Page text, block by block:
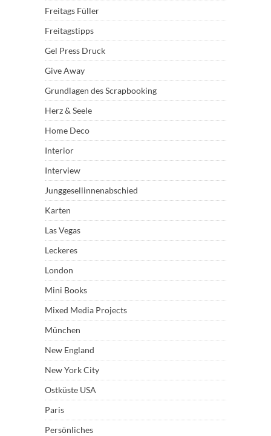
Freitags Füller
Freitagstipps
Gel Press Druck
Give Away
Grundlagen des Scrapbooking
Herz & Seele
Home Deco
Interior
Interview
Junggesellinnenabschied
Karten
Las Vegas
Leckeres
London
Mini Books
Mixed Media Projects
München
New England
New York City
Ostküste USA
Paris
Persönliches